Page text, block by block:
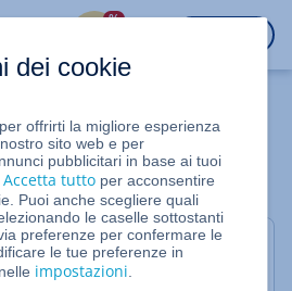
%
di IONOS ha
di IONOS ha bloccato il tuo
utilizzo improprio? Questo può
dei cookie
offrirti la migliore esperienza
sito web e per
pubblicitari in base ai tuoi
Accetta tutto per acconsentire
Puoi anche scegliere quali
le caselle sottostanti
preferenze per confermare le
le tue preferenze in
impostazioni